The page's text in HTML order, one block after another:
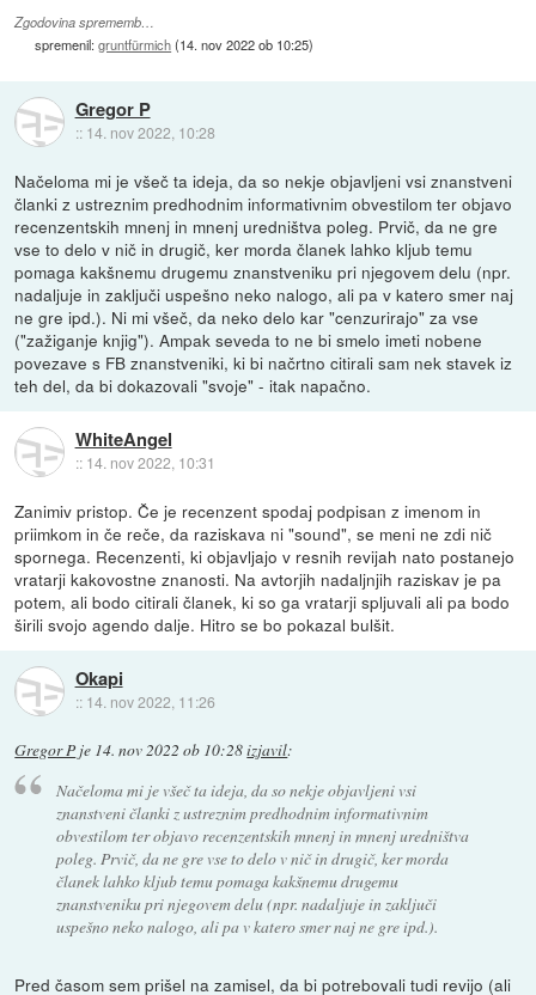
Zgodovina sprememb…
spremenil:gruntfürmich(14. nov 2022 ob 10:25)
Gregor P
:: 14. nov 2022, 10:28
Načeloma mi je všeč ta ideja, da so nekje objavljeni vsi znanstveni
članki z ustreznim predhodnim informativnim obvestilom ter objavo
recenzentskih mnenj in mnenj uredništva poleg. Prvič, da ne gre
vse to delo v nič in drugič, ker morda članek lahko kljub temu
pomaga kakšnemu drugemu znanstveniku pri njegovem delu (npr.
nadaljuje in zaključi uspešno neko nalogo, ali pa v katero smer naj
ne gre ipd.). Ni mi všeč, da neko delo kar "cenzurirajo" za vse
("zažiganje knjig"). Ampak seveda to ne bi smelo imeti nobene
povezave s FB znanstveniki, ki bi načrtno citirali sam nek stavek iz
teh del, da bi dokazovali "svoje" - itak napačno.
WhiteAngel
:: 14. nov 2022, 10:31
Zanimiv pristop. Če je recenzent spodaj podpisan z imenom in
priimkom in če reče, da raziskava ni "sound", se meni ne zdi nič
spornega. Recenzenti, ki objavljajo v resnih revijah nato postanejo
vratarji kakovostne znanosti. Na avtorjih nadaljnjih raziskav je pa
potem, ali bodo citirali članek, ki so ga vratarji spljuvali ali pa bodo
širili svojo agendo dalje. Hitro se bo pokazal bulšit.
Okapi
:: 14. nov 2022, 11:26
Gregor P je 14. nov 2022 ob 10:28izjavil:
Načeloma mi je všeč ta ideja, da so nekje objavljeni vsi
znanstveni članki z ustreznim predhodnim informativnim
obvestilom ter objavo recenzentskih mnenj in mnenj uredništva
poleg. Prvič, da ne gre vse to delo v nič in drugič, ker morda
članek lahko kljub temu pomaga kakšnemu drugemu
znanstveniku pri njegovem delu (npr. nadaljuje in zaključi
uspešno neko nalogo, ali pa v katero smer naj ne gre ipd.).
Pred časom sem prišel na zamisel, da bi potrebovali tudi revijo (ali